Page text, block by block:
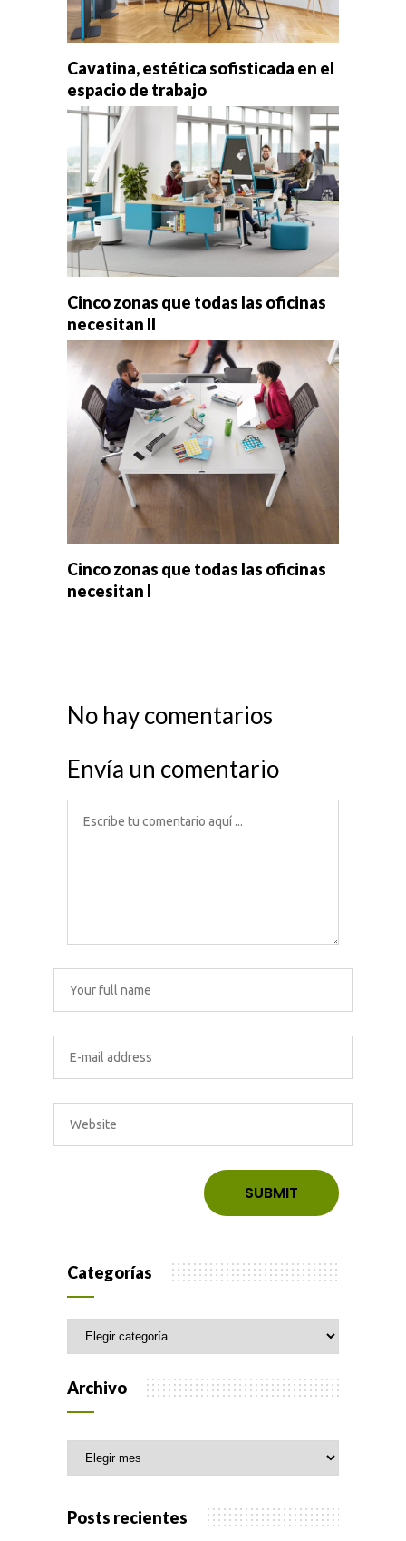
Cavatina, estética sofisticada en el
espacio de trabajo
Cinco zonas que todas las oficinas
necesitan II
Cinco zonas que todas las oficinas
necesitan I
No hay comentarios
Envía un comentario
Categorías
Categorías
Archivo
Archivo
Posts recientes